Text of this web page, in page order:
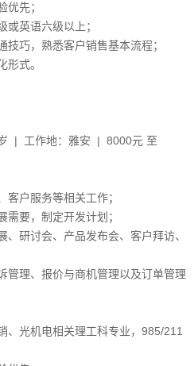
优先；
或英语六级以上；
技巧，熟悉客户销售基本流程；
形式。
| 工作地：雅安 | 8000元 至
客户服务等相关工作；
需要，制定开发计划；
、研讨会、产品发布会、客户拜访、
管理、报价与商机管理以及订单管理
、光机电相关理工科专业，985/211